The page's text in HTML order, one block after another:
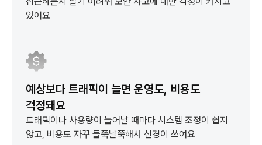
있어요
예상보다 트래픽이 늘면 운영도, 비용도
걱정돼요
트래픽이나 사용량이 늘어날 때마다 시스템 조정이 쉽지
않고, 비용도 자꾸 들쭉날쭉해서 신경이 쓰여요